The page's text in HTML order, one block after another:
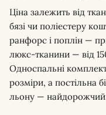
Ціна залежить від
бязі чи поліестеру
ранфорс і поплін —
люкс-тканини — від
Односпальні
розміри, а постільна
льону — найдорожчий